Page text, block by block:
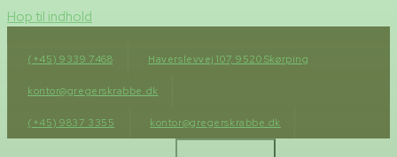
Hop til indhold
(+45) 9339 7468 Haverslevvej 107, 9520 Skørping
kontor@gregerskrabbe.dk
(+45) 9837 3355 kontor@gregerskrabbe.dk